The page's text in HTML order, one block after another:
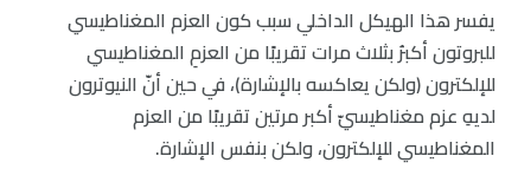
يفسر هذا الهيكل الداخلي سبب كون العزم المغناطيسي
للبروتون أكبرُ بثلاث مرات تقريبًا من العزمِ المغناطيسي
للإلكترون (ولكن يعاكسه بالإشارة)، في حين أنّ النيوترون
لديهِ عزم مغناطيسيّ أكبر مرتين تقريبًا من العزم
المغناطيسي للإلكترون، ولكن بنفس الإشارة.